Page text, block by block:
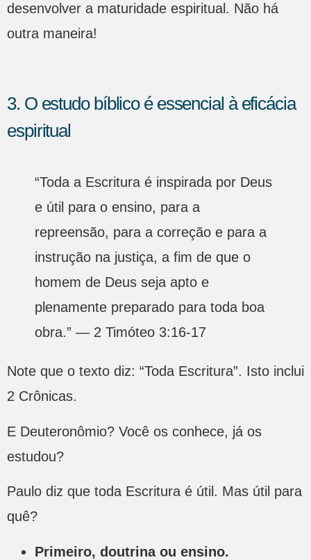
desenvolver a maturidade espiritual. Não há
outra maneira!
3. O estudo bíblico é essencial à eficácia
espiritual
“Toda a Escritura é inspirada por Deus
e útil para o ensino, para a
repreensão, para a correção e para a
instrução na justiça, a fim de que o
homem de Deus seja apto e
plenamente preparado para toda boa
obra.” — 2 Timóteo 3:16-17
Note que o texto diz: “Toda Escritura”. Isto inclui
2 Crônicas.
E Deuteronômio? Você os conhece, já os
estudou?
Paulo diz que toda Escritura é útil. Mas útil para
quê?
Primeiro, doutrina ou ensino.